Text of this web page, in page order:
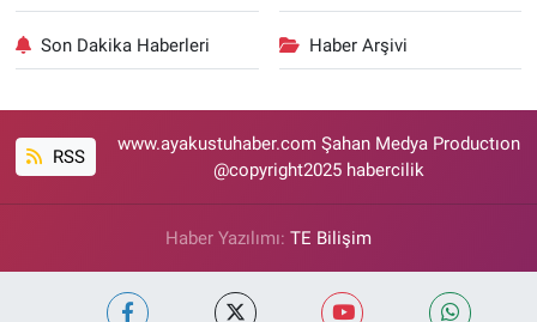
Son Dakika Haberleri Haber Arşivi
RSS
www.ayakustuhaber.com Şahan Medya Productıon
@copyright2025 habercilik
Haber Yazılımı: TE Bilişim